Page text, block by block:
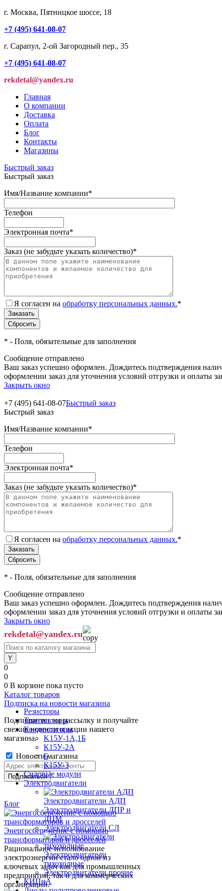
г. Москва, Пятницкое шоссе, 18
+7 (495) 641-08-07
г. Сарапул, 2-ой Загородный пер., 35
+7 (495) 641-08-07
rekdetal@yandex.ru
Главная
О компании
Доставка
Оплата
Блог
Контакты
Магазины
Быстрый заказ
Быстрый заказ
Имя/Название компании*
Телефон
Электронная почта*
Заказ (не забудьте указать количество)*
Я согласен на обработку персональных данных.*
* - Поля, обязательные для заполнения
Сообщение отправлено
Ваш заказ успешно оформлен. Дождитесь подтверждения
оформлении заказ для уточнения условий отгрузки и оплаты
Закрыть окно
+7 (495) 641-08-07Быстрый заказ
Быстрый заказ
Имя/Название компании*
Телефон
Электронная почта*
Заказ (не забудьте указать количество)*
Я согласен на обработку персональных данных.*
* - Поля, обязательные для заполнения
Сообщение отправлено
Ваш заказ успешно оформлен. Дождитесь подтверждения
оформлении заказ для уточнения условий отгрузки и оплаты
Закрыть окно
rekdetal@yandex.ru
0
0
0 В корзине пока пусто
Каталог товаров
Резисторы
Транзисторы
Конденсаторы
K15У-1А,1Б
К15У-2А
Б
К15У-3
Силовые модули
Электродвигатели
Электродвигатели АДП
Электродвигатели ДПР и
ДПМ
Электродвигатели СЛ
Электродвигатели
тихоходные
Электродвигатели прочие
КИПиА
Подписка на новости магазина
Подпишитесь на рассылку и получайте
свежие новости и акции нашего
магазина.
Новости магазина
Блог
Энергосбережение с помощью
трансформаторов и дросселей
Рациональное использование
электроэнергии стало одной из
ключевых задач как для промышленных
предприятий, так и для коммерческих
организаций.